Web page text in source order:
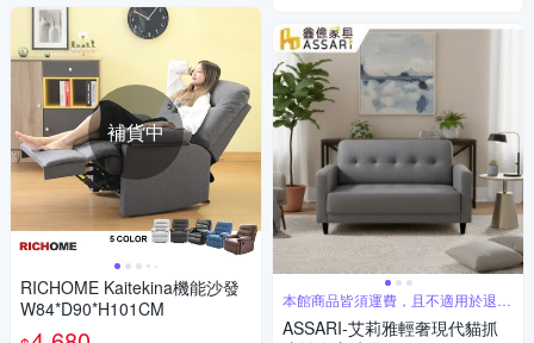
補貨中
RICHOME Kaitekina機能沙發
W84*D90*H101CM
本館商品皆須運費，且不適用於退貨
免運
ASSARI-艾莉雅輕奢現代貓抓